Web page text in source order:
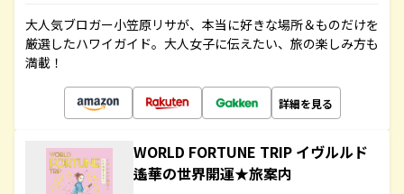
大人気ブロガー小笠原リサが、本当に好きな場所＆ものだけを
厳選したハワイガイド。大人女子に伝えたい、旅の楽しみ方も
満載！
詳細を見る
WORLD FORTUNE TRIP イヴルルド
遙華の世界開運★旅案内